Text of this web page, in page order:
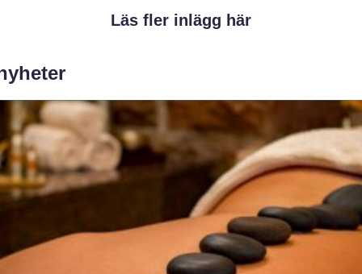
Läs fler inlägg här